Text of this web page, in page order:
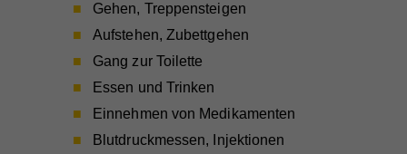
Gehen, Treppensteigen
Aufstehen, Zubettgehen
Gang zur Toilette
Essen und Trinken
Einnehmen von Medikamenten
Blutdruckmessen, Injektionen